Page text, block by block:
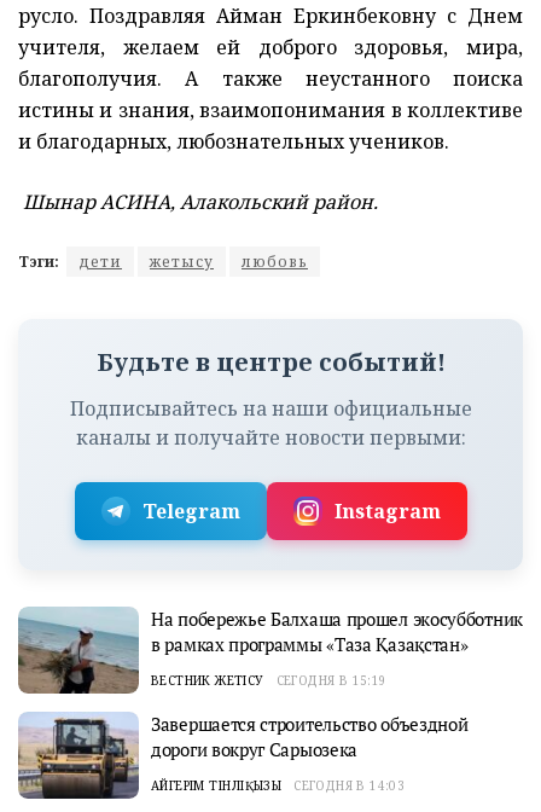
русло. Поздравляя Айман Еркинбековну с Днем
учителя, желаем ей доброго здоровья, мира,
благополучия. А также неустанного поиска
истины и знания, взаимопонимания в коллективе
и благодарных, любознательных учеников.
Шынар АСИНА, Алакольский район.
Тэги: дети жетысу любовь
Будьте в центре событий!
Подписывайтесь на наши официальные
каналы и получайте новости первыми:
Telegram Instagram
На побережье Балхаша прошел экосубботник
в рамках программы «Таза Қазақстан»
ВЕСТНИК ЖЕТІСУ СЕГОДНЯ В 15:19
Завершается строительство объездной
дороги вокруг Сарыозека
АЙГЕРІМ ТІНӘЛІҚЫЗЫ СЕГОДНЯ В 14:03